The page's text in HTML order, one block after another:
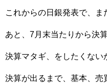
これからの日銀発表で、ま
あと、7月末当たりから決
決算マタギ、をしたくない
決算が出るまで、基本、売